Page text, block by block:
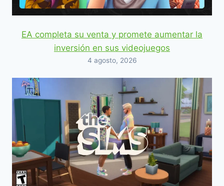
EA completa su venta y promete aumentar la
inversión en sus videojuegos
4 agosto, 2026